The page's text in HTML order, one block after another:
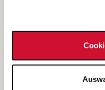
Bewerbung als
Bewerbung als Erzieher*in